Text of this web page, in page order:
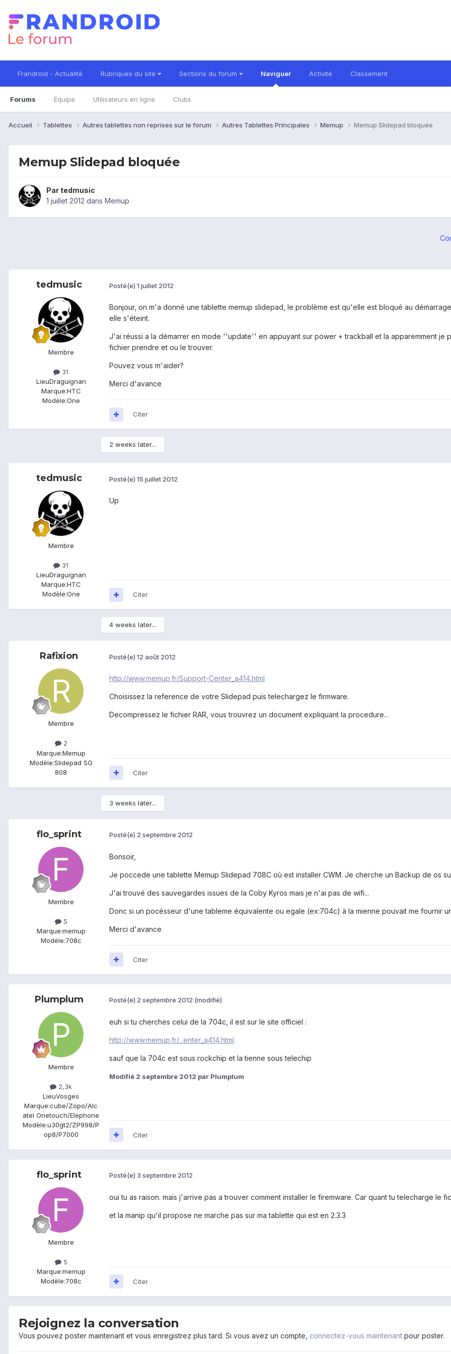
Frandroid - Actualité Rubriques du site Sections du forum Naviguer
Forums Équipe Utilisateurs en ligne Clubs
Activité Classement
Accueil Tablettes Autres tablettes non reprises sur le forum Autres Tablettes Principales Memup Memup Slidepad bloquée
Memup Slidepad bloquée
Par tedmusic
1 juillet 2012 dans Memup
tedmusic
Membre
31
LieuDraguignan
Marque:HTC
Modèle:One
Posté(e) 1 juillet 2012
Bonjour, on m'a donné une tablette memup slidepad, le problème est qu'elle est bloqué au
elle s'éteint.
J'ai réussi a la démarrer en mode ''update'' en appuyant sur power + trackball et la apparemment je
fichier prendre et ou le trouver.
Pouvez vous m'aider?
Merci d'avance
Citer
2 weeks later...
tedmusic
Membre
31
LieuDraguignan
Marque:HTC
Modèle:One
Posté(e) 15 juillet 2012
Up
Citer
4 weeks later...
Rafixion
Membre
2
Marque:Memup
Modèle:Slidepad SG
808
Posté(e) 12 août 2012
http://www.memup.fr/Support-Center_a414.html
Choisissez la reference de votre Slidepad puis telechargez le firmware.
Decompressez le fichier RAR, vous trouvrez un document expliquant la procedure...
Citer
3 weeks later...
flo_sprint
Membre
5
Marque:memup
Modèle:708c
Posté(e) 2 septembre 2012
Bonsoir,
Je poccede une tablette Memup Slidepad 708C où est installer CWM. Je cherche un Backup de os
J'ai trouvé des sauvegardes issues de la Coby Kyros mais je n'ai pas de wifi...
Donc si un pocésseur d'une tableme équivalente ou egale (ex:704c) à la mienne pouvait me fournir
Merci d'avance
Citer
Plumplum
Membre
2,3k
LieuVosges
Marque:cube/Zopo/Alc
atel Onetouch/Elephone
Modèle:u30gt2/ZP998/P
op8/P7000
Posté(e) 2 septembre 2012 (modifié)
euh si tu cherches celui de la 704c, il est sur le site officiel :
http://www.memup.fr/...enter_a414.html
sauf que la 704c est sous rockchip et la tienne sous telechip
Modifié 2 septembre 2012 par Plumplum
Citer
flo_sprint
Membre
5
Marque:memup
Modèle:708c
Posté(e) 3 septembre 2012
oui tu as raison. mais j'arrive pas a trouver comment installer le firemware. Car quant tu telecharge le
et la manip qu'il propose ne marche pas sur ma tablette qui est en 2.3.3
Citer
Rejoignez la conversation
Vous pouvez poster maintenant et vous enregistrez plus tard. Si vous avez un compte, connectez-vous maintenant pour poster.